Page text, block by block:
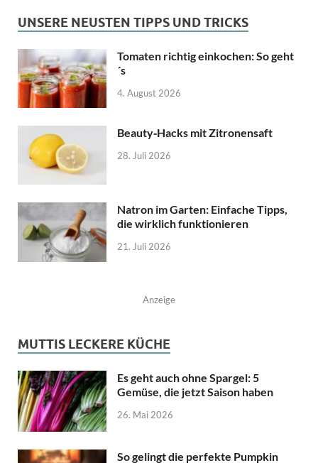
UNSERE NEUSTEN TIPPS UND TRICKS
Tomaten richtig einkochen: So geht
´s
4. August 2026
Beauty‑Hacks mit Zitronensaft
28. Juli 2026
Natron im Garten: Einfache Tipps,
die wirklich funktionieren
21. Juli 2026
Anzeige
MUTTIS LECKERE KÜCHE
Es geht auch ohne Spargel: 5
Gemüse, die jetzt Saison haben
26. Mai 2026
So gelingt die perfekte Pumpkin